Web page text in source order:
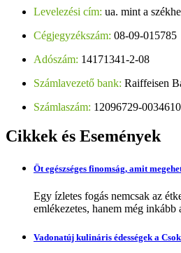
Levelezési cím: ua. mint a
Cégjegyzékszám: 08-09-015785
Adószám: 14171341-2-08
Számlavezető bank: Raiffeisen
Számlaszám: 12096729-
Cikkekés Események
Öt egészséges finomság, amit
Egy ízletes fogás nemcsak az
emlékezetes, hanem még inkább
Vadonatúj kulináris édességek a